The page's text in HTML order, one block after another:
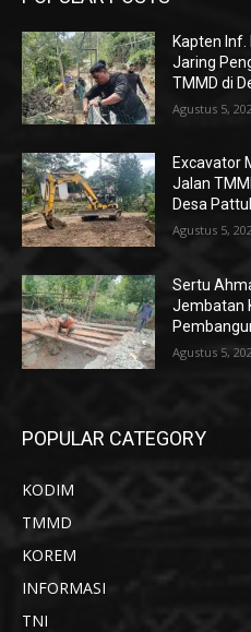
Kapten
Jaring
TMMD di
Agustus 5,
Excavator
Jalan
Desa
Agustus 5,
Sertu
Jembatan
Agustus 5,
POPULAR CATEGORY
KODIM
TMMD
KOREM
INFORMASI
TNI